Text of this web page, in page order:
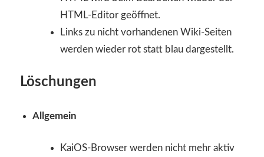
HTML-Editor geöffnet.
Links zu nicht vorhandenen Wiki-Seiten
werden wieder rot statt blau dargestellt.
Löschungen
Allgemein
KaiOS-Browser werden nicht mehr aktiv